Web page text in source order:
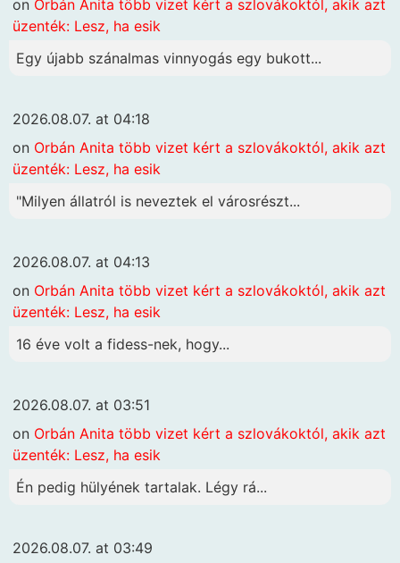
on Orbán Anita több vizet kért a szlovákoktól, akik azt
üzenték: Lesz, ha esik
Egy újabb szánalmas vinnyogás egy bukott...
2026.08.07. at 04:18
on Orbán Anita több vizet kért a szlovákoktól, akik azt
üzenték: Lesz, ha esik
"Milyen állatról is neveztek el városrészt...
2026.08.07. at 04:13
on Orbán Anita több vizet kért a szlovákoktól, akik azt
üzenték: Lesz, ha esik
16 éve volt a fidess-nek, hogy...
2026.08.07. at 03:51
on Orbán Anita több vizet kért a szlovákoktól, akik azt
üzenték: Lesz, ha esik
Én pedig hülyének tartalak. Légy rá...
2026.08.07. at 03:49